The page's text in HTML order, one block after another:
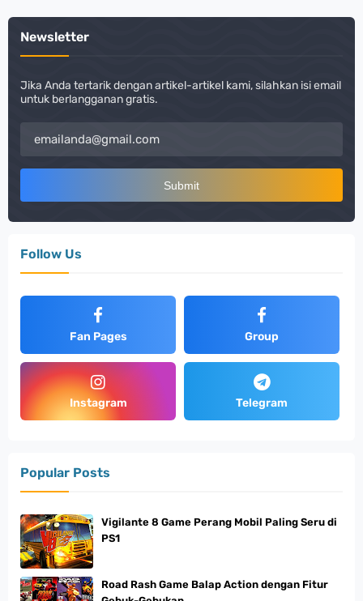
Newsletter
Jika Anda tertarik dengan artikel-artikel kami, silahkan isi email
untuk berlangganan gratis.
Follow Us
Fan Pages Group
Instagram Telegram
Popular Posts
Vigilante 8 Game Perang Mobil Paling Seru di
PS1
Road Rash Game Balap Action dengan Fitur